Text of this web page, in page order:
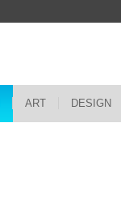
ART DESIGN